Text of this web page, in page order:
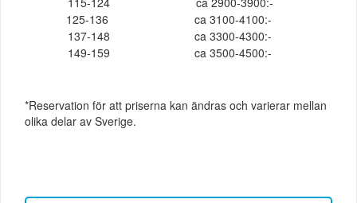
125-136
ca 3100-4100:-
137-148
ca 3300-4300:-
149-159
ca 3500-4500:-
*Reservation för att priserna kan ändras och varierar mellan
olika delar av Sverige.